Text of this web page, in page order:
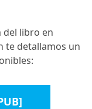
del libro en
te detallamos un